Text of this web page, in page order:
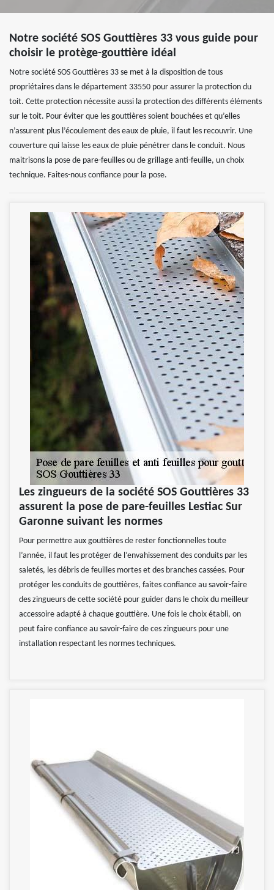
Notre société SOS Gouttières 33 vous guide pour
choisir le protège-gouttière idéal
Notre société SOS Gouttières 33 se met à la disposition de tous
propriétaires dans le département 33550 pour assurer la protection du
toit. Cette protection nécessite aussi la protection des différents éléments
sur le toit. Pour éviter que les gouttières soient bouchées et qu’elles
n’assurent plus l’écoulement des eaux de pluie, il faut les recouvrir. Une
couverture qui laisse les eaux de pluie pénétrer dans le conduit. Nous
maitrisons la pose de pare-feuilles ou de grillage anti-feuille, un choix
technique. Faites-nous confiance pour la pose.
Les zingueurs de la société SOS Gouttières 33
assurent la pose de pare-feuilles Lestiac Sur
Garonne suivant les normes
Pour permettre aux gouttières de rester fonctionnelles toute
l’année, il faut les protéger de l’envahissement des conduits par les
saletés, les débris de feuilles mortes et des branches cassées. Pour
protéger les conduits de gouttières, faites confiance au savoir-faire
des zingueurs de cette société pour guider dans le choix du meilleur
accessoire adapté à chaque gouttière. Une fois le choix établi, on
peut faire confiance au savoir-faire de ces zingueurs pour une
installation respectant les normes techniques.